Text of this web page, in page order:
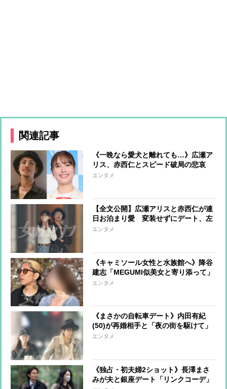
関連記事
《一晩なら愛犬と離れても…》広瀬ア
リス、赤西仁とスピード破局の悲哀
「ペアリング」「ハワイにも同行」尽
エンタメ
【全文公開】広瀬アリスと赤西仁が連
日お泊まり愛 変装せずにデート、左
手薬指にはお揃いの指輪…出会って1
エンタメ
《キャミソール女性と水族館へ》降谷
建志「MEGUMI似美女と寄り添って」
SNSの自虐投稿も関係ない「若者から
エンタメ
《まさかの自転車デート》内田有紀
(50)が再婚相手と「夜の街を駆けて」
映画のワンシーンのような“リアルな
エンタメ
《独占・初夫婦2ショット》長澤まさ
みが夫と銀座デート「リンクコーデ」